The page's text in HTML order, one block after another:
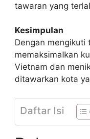
tawaran yang
Kesimpulan
Dengan
memaksimalkan
Vietnam dan
ditawarkan kota
Daftar Isi